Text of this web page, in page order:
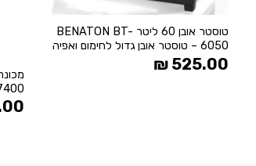
טוסטר אובן 60 ליטר BENATON BT-
6050 – טוסטר אובן גדול לחימום ואפיה
525.00
₪